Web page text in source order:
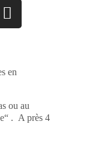
en
ou au
. A près 4